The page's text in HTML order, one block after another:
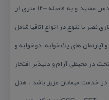
هتل خانه سبز واقع درقلب شهر مقدس مشهد و به فاصله ۱۲۰۰ متری از
نصر با تنوع در انواع اتاقها شامل
آپارتمان های یك خوابه، دو خوابه و
در محیطی آرام و دلپذیر افتخار
در خدمت مهمانان عزیز باشد . هتل